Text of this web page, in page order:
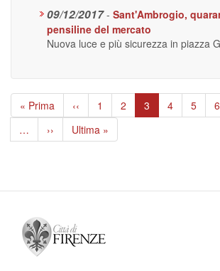
09/12/2017 - Sant'Ambrogio,
pensiline del mercato
Nuova luce e più sicurezza in piazza
Paginazione
Prima
pagina
« Prima
Pagina
precedente
‹‹ Page
1 Page
2
Pagina
attuale
3 Page
4 Page
5 6
…
Pagina
successiva
››
Ultima
pagina
Ultima »